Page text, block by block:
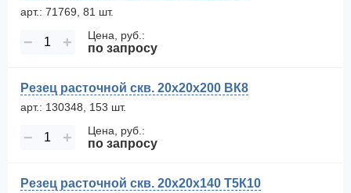
арт.: 71769, 81 шт.
− + Цена, руб.:
по запросу
Резец расточной скв. 20х20х200 ВК8
арт.: 130348, 153 шт.
− + Цена, руб.:
по запросу
Резец расточной скв. 20х20х140 Т5К10